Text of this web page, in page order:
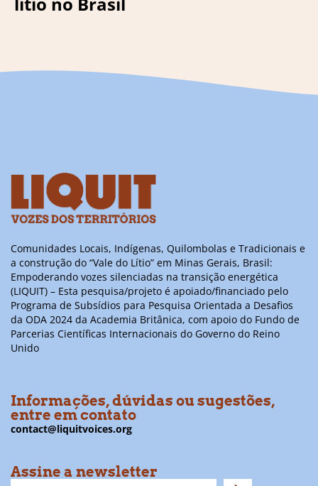
Comunidades Locais, Indígenas, Quilombolas e Tradicionais e
a construção do “Vale do Lítio” em Minas Gerais, Brasil:
Empoderando vozes silenciadas na transição energética
(LIQUIT) – Esta pesquisa/projeto é apoiado/financiado pelo
Programa de Subsídios para Pesquisa Orientada a Desafios
da ODA 2024 da Academia Britânica, com apoio do Fundo de
Parcerias Científicas Internacionais do Governo do Reino
Unido
Informações, dúvidas ou sugestões,
entre em contato
contact@liquitvoices.org
Assine a newsletter